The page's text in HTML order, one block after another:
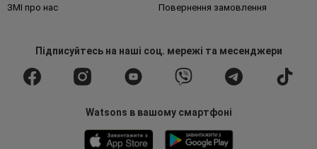
ЗМІ про нас Повернення замовлення
Підписуйтесьна наші соц. мережі та месенджери
Watsons в вашому смартфоні